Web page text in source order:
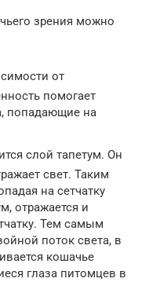
зрения можно
от
помогает
попадающие на
слой тапетум. Он
свет. Таким
на сетчатку
отражается и
Тем самым
поток света, в
кошачье
глаза питомцев в